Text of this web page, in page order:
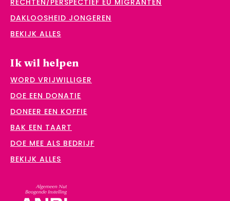
RECHTEN/PERSPECTIEF EU MIGRANTEN
DAKLOOSHEID JONGEREN
BEKIJK ALLES
Ik wil helpen
WORD VRIJWILLIGER
DOE EEN DONATIE
DONEER EEN KOFFIE
BAK EEN TAART
DOE MEE ALS BEDRIJF
BEKIJK ALLES